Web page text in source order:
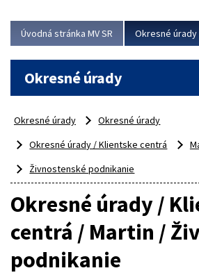
Viac
Úvodná stránka MV SR Okresné úrady
Okresné úrady
Okresné úrady
Okresné úrady
Okresné úrady / Klientske centrá
Živnostenské podnikanie
Okresné úrady /
centrá / Martin /
podnikanie